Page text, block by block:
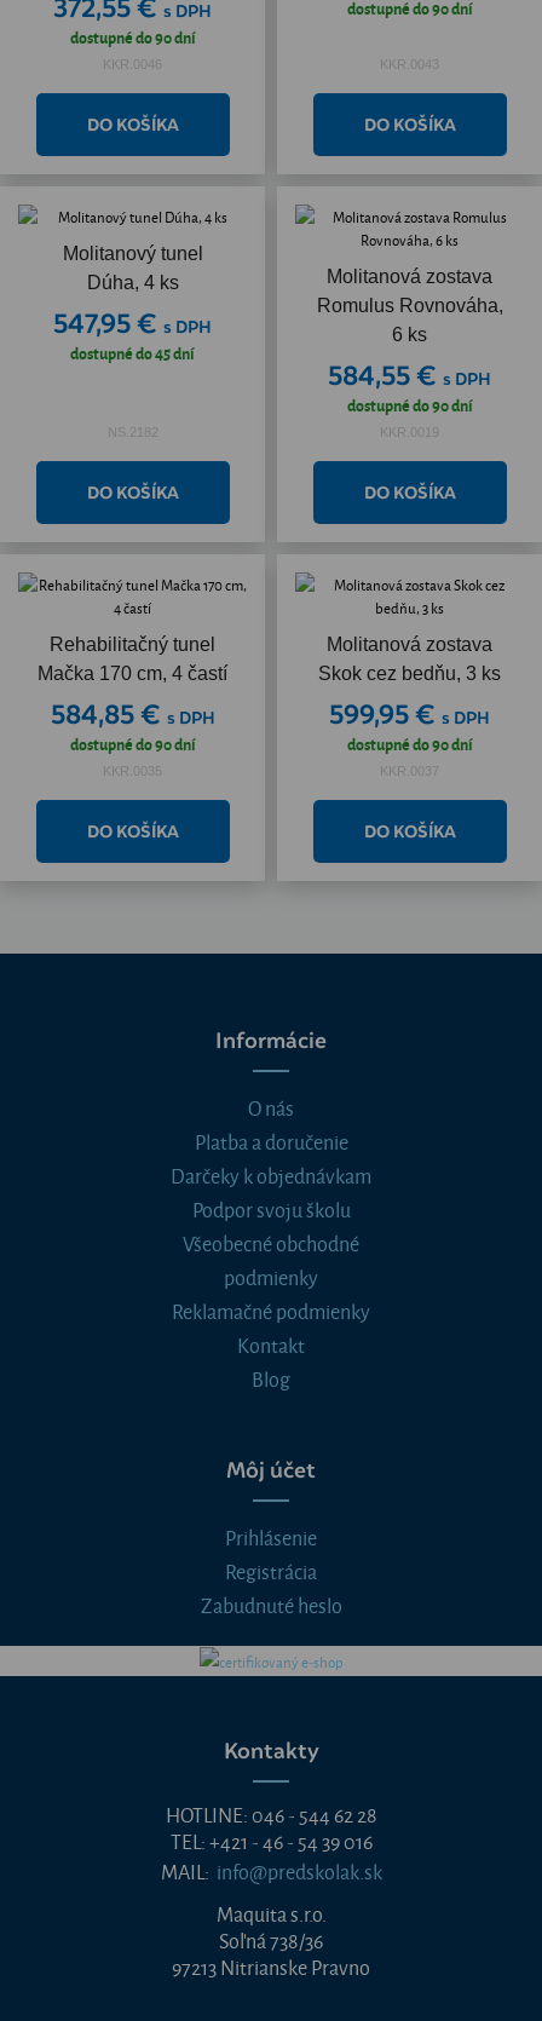
372,55 € s DPH
dostupné do 90 dní
KKR.0046
dostupné do 90 dní
KKR.0043
Molitanový tunel
Dúha, 4 ks
547,95 € s DPH
dostupné do 45 dní
NS.2182
Molitanová zostava
Romulus Rovnováha,
6 ks
584,55 € s DPH
dostupné do 90 dní
KKR.0019
Rehabilitačný tunel
Mačka 170 cm, 4 častí
584,85 € s DPH
dostupné do 90 dní
KKR.0035
Molitanová zostava
Skok cez bedňu, 3 ks
599,95 € s DPH
dostupné do 90 dní
KKR.0037
Informácie
O nás
Platba a doručenie
Darčeky k objednávkam
Podpor svoju školu
Všeobecné obchodné
podmienky
Reklamačné podmienky
Kontakt
Blog
Môj účet
Prihlásenie
Registrácia
Zabudnuté heslo
Kontakty
HOTLINE: 046 - 544 62 28
TEL: +421 - 46 - 54 39 016
MAIL: info@predskolak.sk
Maquita s.r.o.
Soľná 738/36
97213 Nitrianske Pravno